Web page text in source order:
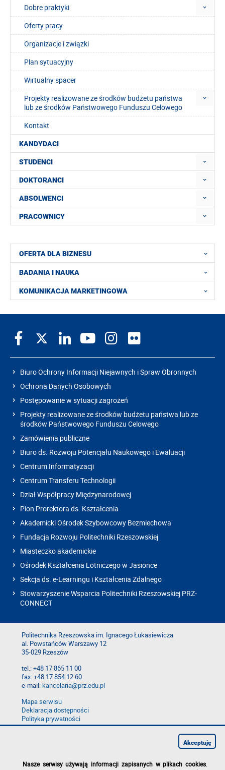
Dobre praktyki
Oferty pracy
Organizacje i związki
Plan sytuacyjny
Wirtualny spacer
Projekty realizowane ze środków budżetu państwa
lub ze środków Państwowego Funduszu Celowego
Kontakt
KANDYDACI
STUDENCI
DOKTORANCI
ABSOLWENCI
PRACOWNICY
OFERTA DLA BIZNESU
BADANIA I NAUKA
KOMUNIKACJA MARKETINGOWA
Biuro Ochrony Informacji Niejawnych i Spraw Obronnych
Ochrona Danych Osobowych
Postępowanie w sytuacji zagrożeń
Projekty realizowane ze środków budżetu państwa lub ze
środków Państwowego Funduszu Celowego
Zamówienia publiczne
Biuro ds. Rozwoju Potencjału Naukowego i Ewaluacji
Centrum Informatyzacji
Centrum Transferu Technologii
Dział Współpracy Międzynarodowej
Pion Prorektora ds. Kształcenia
Akademicki Ośrodek Szybowcowy Bezmiechowa
Fundacja Rozwoju Politechniki Rzeszowskiej
Miasteczko akademickie
Ośrodek Kształcenia Lotniczego w Jasionce
Sekcja ds. e-Learningu i Kształcenia Zdalnego
Stowarzyszenie Wsparcia Politechniki Rzeszowskiej PRZ-
CONNECT
Politechnika Rzeszowska im. Ignacego Łukasiewicza
al. Powstańców Warszawy 12
35-029 Rzeszów
tel.: +48 17 865 11 00
fax: +48 17 854 12 60
e-mail:kancelaria@prz.edu.pl
Mapa serwisu
Deklaracja dostępności
Polityka prywatności
Zgłoś błąd na stronie
Nasze serwisy używają informacji zapisanych w plikach cookies
Akceptuję